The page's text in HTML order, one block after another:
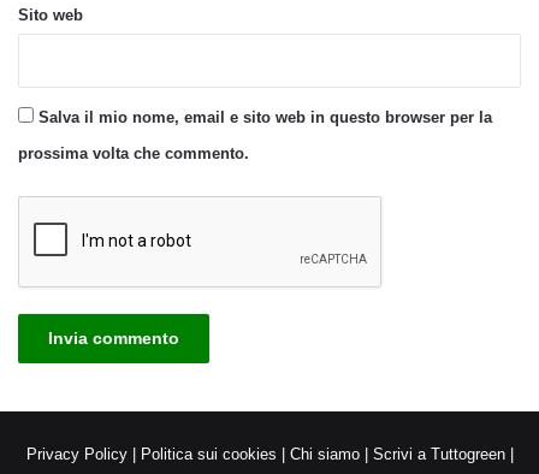
Sito web
Salva il mio nome, email e sito web in questo browser per la
prossima volta che commento.
Privacy Policy| Politica sui cookies | Chi siamo| Scrivi a Tuttogreen|